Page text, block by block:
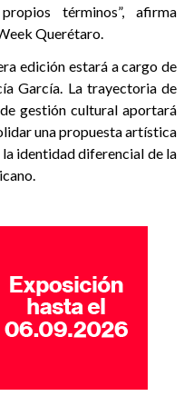
términos”, afirma
Querétaro.
edición estará a cargo de
García. La trayectoria de
gestión cultural aportará
una propuesta artística
identidad diferencial de la